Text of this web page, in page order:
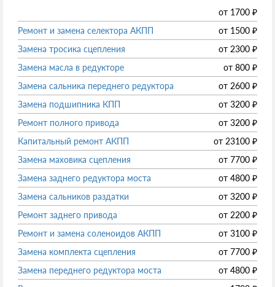
от 1700 ₽
Ремонт и замена селектора АКПП
от 1500 ₽
Замена тросика сцепления
от 2300 ₽
Замена масла в редукторе
от 800 ₽
Замена сальника переднего редуктора
от 2600 ₽
Замена подшипника КПП
от 3200 ₽
Ремонт полного привода
от 3200 ₽
Капитальный ремонт АКПП
от 23100 ₽
Замена маховика сцепления
от 7700 ₽
Замена заднего редуктора моста
от 4800 ₽
Замена сальников раздатки
от 3200 ₽
Ремонт заднего привода
от 2200 ₽
Ремонт и замена соленоидов АКПП
от 3100 ₽
Замена комплекта сцепления
от 7700 ₽
Замена переднего редуктора моста
от 4800 ₽